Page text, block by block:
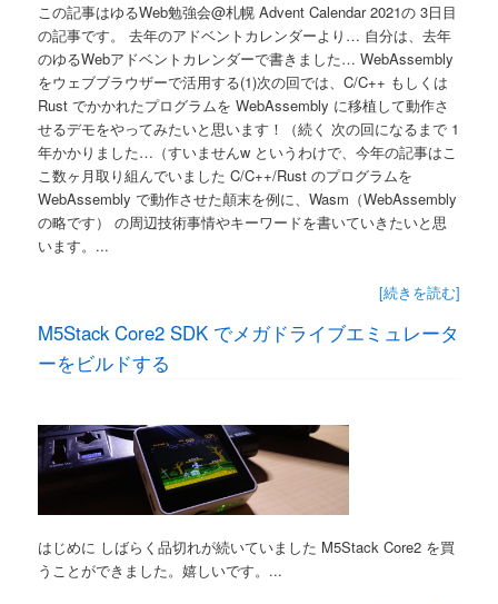
この記事はゆるWeb勉強会@札幌 Advent Calendar 2021の 3日目
の記事です。 去年のアドベントカレンダーより… 自分は、去年
のゆるWebアドベントカレンダーで書きました… WebAssembly
をウェブブラウザーで活用する(1)次の回では、C/C++ もしくは
Rust でかかれたプログラムを WebAssembly に移植して動作さ
せるデモをやってみたいと思います！（続く 次の回になるまで 1
年かかりました…（すいませんw というわけで、今年の記事はこ
こ数ヶ月取り組んでいました C/C++/Rust のプログラムを
WebAssembly で動作させた顛末を例に、Wasm（WebAssembly
の略です） の周辺技術事情やキーワードを書いていきたいと思
います。...
[続きを読む]
M5Stack Core2 SDK でメガドライブエミュレータ
ーをビルドする
はじめに しばらく品切れが続いていました M5Stack Core2 を買
うことができました。嬉しいです。...